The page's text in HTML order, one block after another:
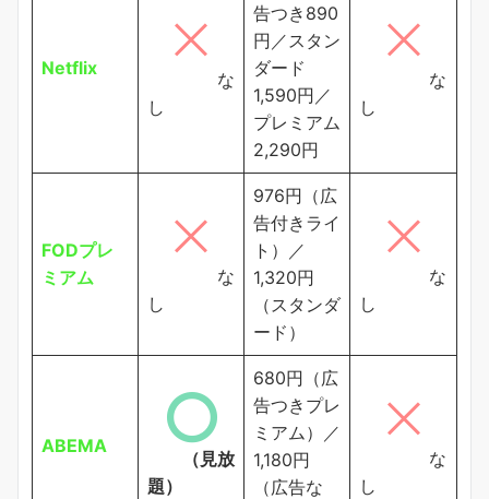
Netflix
な
し
告つき890
円／スタン
ダード
1,590円／
プレミアム
2,290円
な
し
FODプレ
ミアム
な
し
976円（広
告付きライ
ト）／
1,320円
（スタンダ
ード）
な
し
ABEMA
（見放
題）
680円（広
告つきプレ
ミアム）／
1,180円
（広告な
な
し